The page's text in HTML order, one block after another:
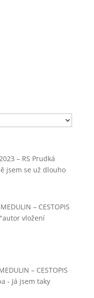
– RS Prudká
jsem se už dlouho
– CESTOPIS
vložení
– CESTOPIS
- Já jsem taky